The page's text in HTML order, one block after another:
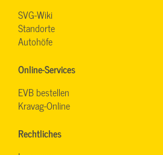
SVG-Wiki
Standorte
Autohöfe
Online-Services
EVB bestellen
Kravag-Online
Rechtliches